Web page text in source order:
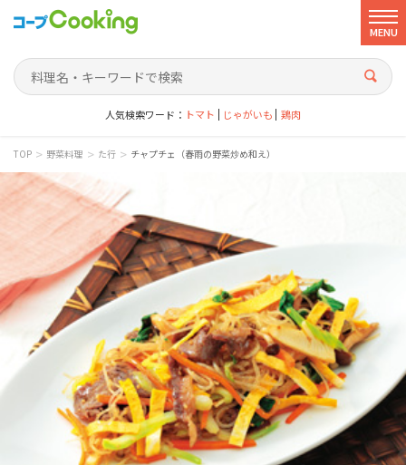
MENU
人気検索ワード： トマト じゃがいも 鶏肉
TOP > 野菜料理 > た行 > チャプチェ（春雨の野菜炒め和え）